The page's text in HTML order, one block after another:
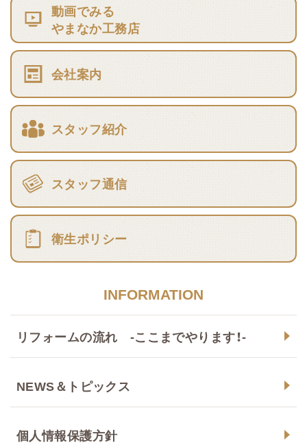
動画でみる
やまなか工務店
会社案内
スタッフ紹介
スタッフ通信
衛生ポリシー
INFORMATION
リフォームの流れ -ここまでやります！-
NEWS＆トピックス
個人情報保護方針